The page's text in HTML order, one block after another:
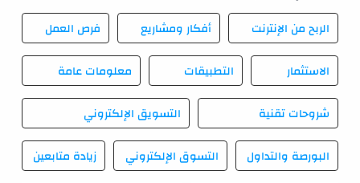
الربح من الإنترنت أفكار ومشاريع فرص العمل
الاستثمار التطبيقات معلومات عامة
شروحات تقنية التسويق الإلكتروني
البورصة والتداول التسوق الإلكتروني زيادة متابعين